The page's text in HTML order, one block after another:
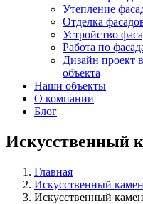
Утепление
Отделка
Устройство
Работа по
Дизайн проект
объекта
Наши объекты
О компании
Блог
Искусственный
Главная
Искусственный
Искусственный